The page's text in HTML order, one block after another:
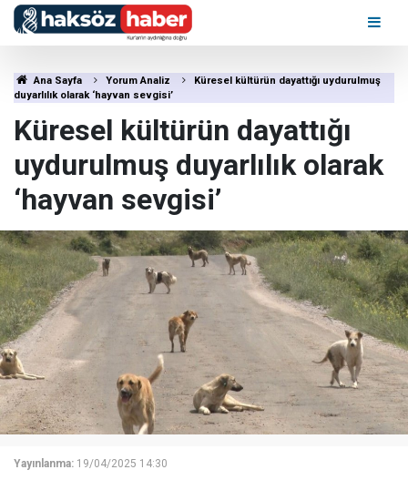
Ana Sayfa Yorum Analiz
Küresel kültürün dayattığı uydurulmuş
duyarlılık olarak ‘hayvan sevgisi’
Küresel kültürün dayattığı
uydurulmuş duyarlılık olarak
‘hayvan sevgisi’
Yayınlanma: 19/04/2025 14:30